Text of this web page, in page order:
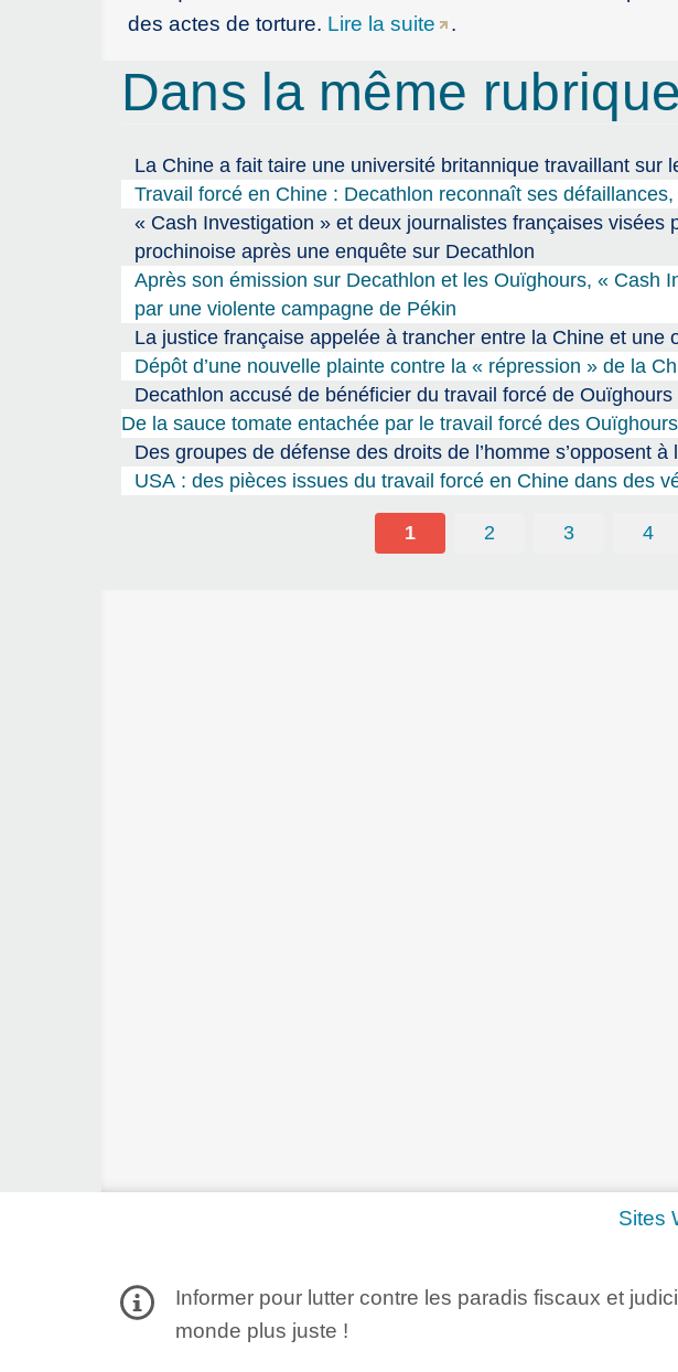
des actes de torture. Lire la suite .
Dans la même
La Chine a fait taire une université britannique travaillant sur
Travail forcé en Chine : Decathlon reconnaît ses
« Cash Investigation » et deux journalistes françaises visées
prochinoise après une enquête sur Decathlon
Après son émission sur Decathlon et les Ouïghours, « Cash
par une violente campagne de Pékin
La justice française appelée à trancher entre la Chine et une
Dépôt d’une nouvelle plainte contre la « répression » de la
Decathlon accusé de bénéficier du travail forcé de
De la sauce tomate entachée par le travail forcé des
Des groupes de défense des droits de l’homme s’opposent
USA : des pièces issues du travail forcé en Chine dans des
1 2 3 4
Sites
Informer pour lutter contre les paradis fiscaux et
monde plus juste !